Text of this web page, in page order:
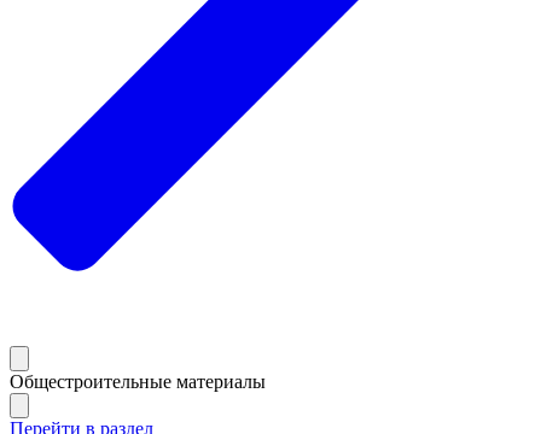
Общестроительные материалы
Перейти в раздел